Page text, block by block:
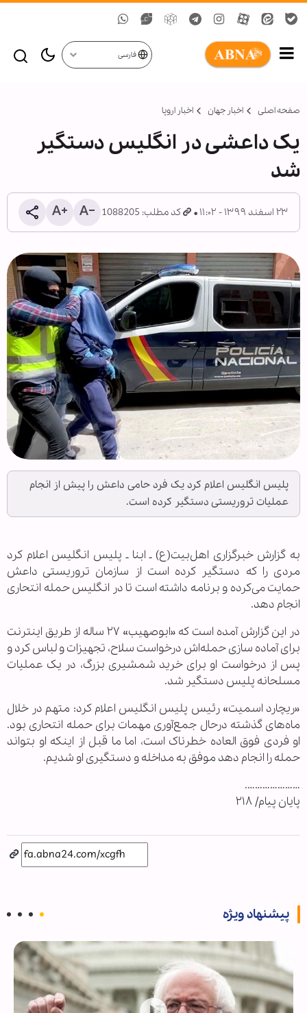
فارسی
صفحه اصلی اخبار جهان اخبار اروپا
یک داعشی در انگلیس دستگیر
شد
۲۳ اسفند ۱۳۹۹ - ۱۱:۰۲ کد مطلب: 1088205
پلیس انگلیس اعلام کرد یک فرد حامی داعش را پیش از انجام
عملیات تروریستی دستگیر کرده است.
به گزارش خبرگزاری اهل‌بیت(ع) ـ ابنا ـ پلیس انگلیس اعلام کرد
مردی را که دستگیر کرده است از سازمان تروریستی داعش
حمایت می‌کرده و برنامه داشته است تا در انگلیس حمله انتحاری
انجام دهد.
در این گزارش آمده است که «ابوصهیب» ۲۷ ساله از طریق اینترنت
برای آماده سازی حمله‌اش درخواست سلاح، تجهیزات و لباس کرد و
پس از درخواست او برای خرید شمشیری بزرگ، در یک عملیات
مسلحانه پلیس دستگیر شد.
«ریچارد اسمیت» رئیس پلیس انگلیس اعلام کرد: متهم در خلال
ماه‌های گذشته درحال جمع‌آوری مهمات برای حمله انتحاری بود.
او فردی فوق العاده خطرناک است، اما ما قبل از اینکه او بتواند
حمله را انجام دهد موفق به مداخله و دستگیری او شدیم.
………………….
پایان پیام/ ۲۱۸
پیشنهاد ویژه